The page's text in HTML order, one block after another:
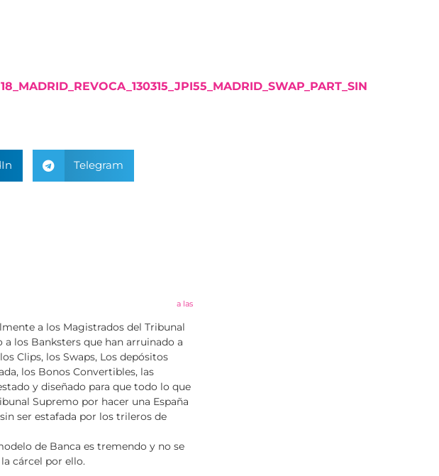
Telegram
a las
a los Magistrados del Tribunal
los Banksters que han arruinado a
Clips, los Swaps, Los depósitos
los Bonos Convertibles, las
y diseñado para que todo lo que
Supremo por hacer una España
ser estafada por los trileros de
de Banca es tremendo y no se
cárcel por ello.